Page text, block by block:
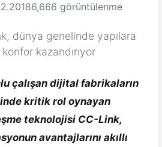
6,666 görüntülenme
dünya genelinde yapılara
kazandırıyor
çalışan dijital fabrikaların
kritik rol oynayan
teknolojisi CC-Link,
avantajlarını akıllı